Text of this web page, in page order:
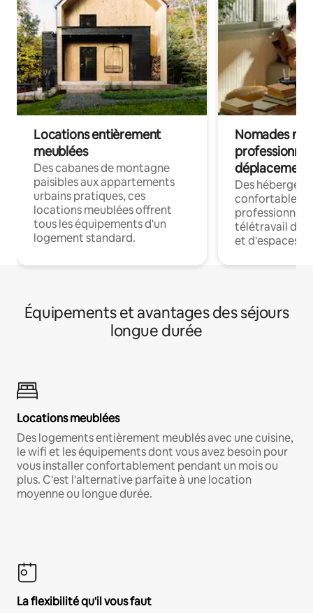
Locations entièrement
meublées
Des cabanes de montagne
paisibles aux appartements
urbains pratiques, ces
locations meublées offrent
tous les équipements d'un
logement standard.
Nomades
déplacement
Des
confortables
professionnels
télétravail
et d'espaces
Équipements et avantages des séjours
longue durée
Locations meublées
Des logements entièrement meublés avec une cuisine,
le wifi et les équipements dont vous avez besoin pour
vous installer confortablement pendant un mois ou
plus. C'est l'alternative parfaite à une location
moyenne ou longue durée.
La flexibilité qu'il vous faut